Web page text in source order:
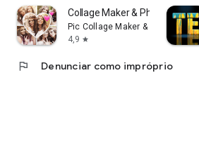
Collage Maker & Photo Editor
Pic Collage Maker & Photo Editor
4,9 star
flag Denunciar como impróprio